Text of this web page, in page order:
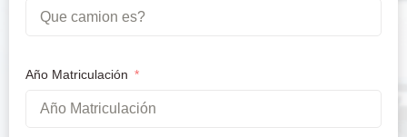
Año Matriculación